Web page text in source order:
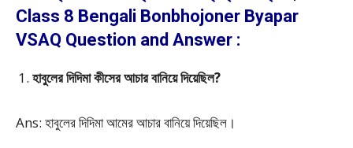
Class 8 Bengali Bonbhojoner Byapar
VSAQ Question and Answer :
হাবুলের দিদিমা কীসের আচার বানিয়ে দিয়েছিল?
Ans: হাবুলের দিদিমা আমের আচার বানিয়ে দিয়েছিল।